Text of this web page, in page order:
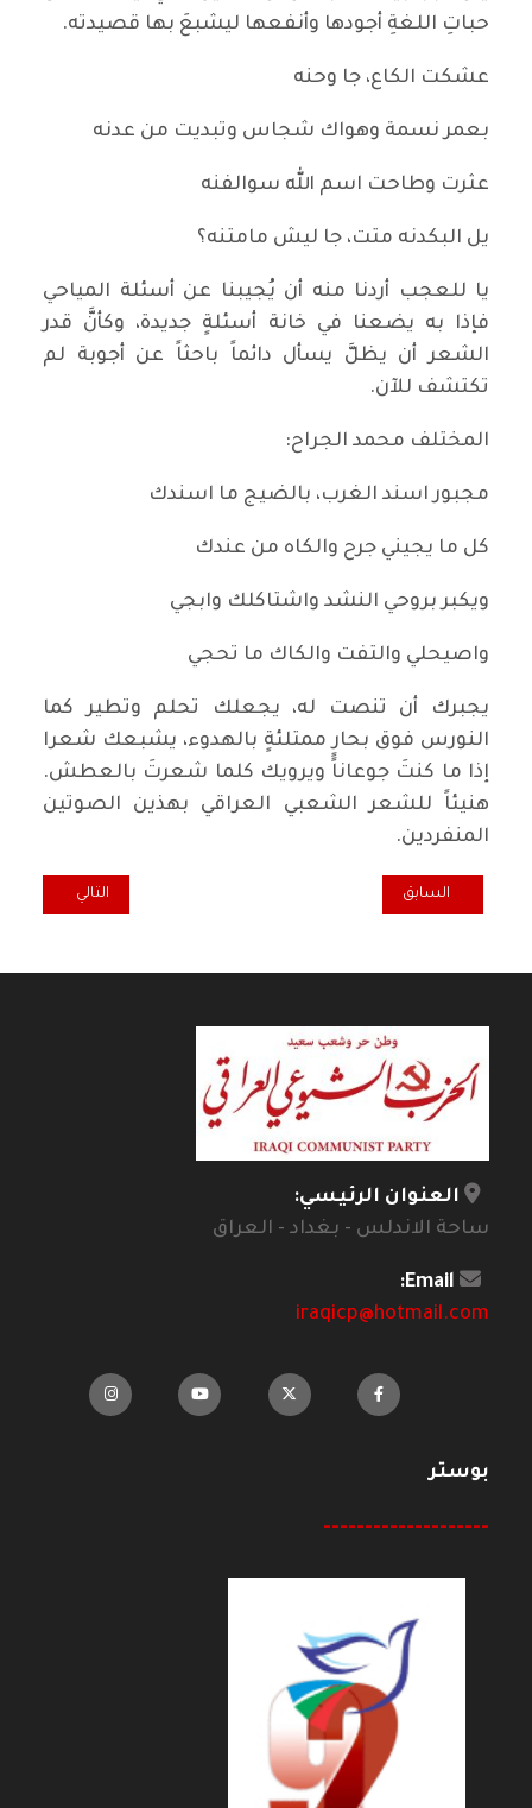
حباتِ اللغةِ أجودها وأنفعها ليشبعَ بها قصيدته.
عشكت الكاع، جا وحنه
بعمر نسمة وهواك شجاس وتبديت من عدنه
عثرت وطاحت اسم الله سوالفنه
يل البكدنه متت، جا ليش مامتنه؟
يا للعجب أردنا منه أن يُجيبنا عن أسئلة المياحي
فإذا به يضعنا في خانة أسئلةٍ جديدة، وكأنَّ قدر
الشعر أن يظلَّ يسأل دائماً باحثاً عن أجوبة لم
تكتشف للآن.
المختلف محمد الجراح:
مجبور اسند الغرب، بالضيج ما اسندك
كل ما يجيني جرح والكاه من عندك
ويكبر بروحي النشد واشتاكلك وابجي
واصيحلي والتفت والكاك ما تحجي
يجبرك أن تنصت له، يجعلك تحلم وتطير كما
النورس فوق بحارٍ ممتلئةٍ بالهدوء، يشبعك شعرا
إذا ما كنتَ جوعاناً ويرويك كلما شعرتَ بالعطش.
هنيئاً للشعر الشعبي العراقي بهذين الصوتين
المنفردين.
المقال السابق: فضاء شعبي ... مكرمة الحزب
السابق المقال
التالي
العنوان الرئيسي:
ساحة الاندلس - بغداد - العراق
Email:
iraqicp@hotmail.com
بوستر
--------------------